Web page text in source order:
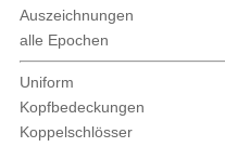
Auszeichnungen
alle Epochen
Uniform
Kopfbedeckungen
Koppelschlösser